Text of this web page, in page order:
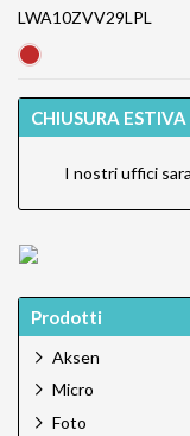
LWA10ZVV29LPL
CHIUSURA ESTIVA
I nostri uffici
Prodotti
Aksen
Micro
Foto